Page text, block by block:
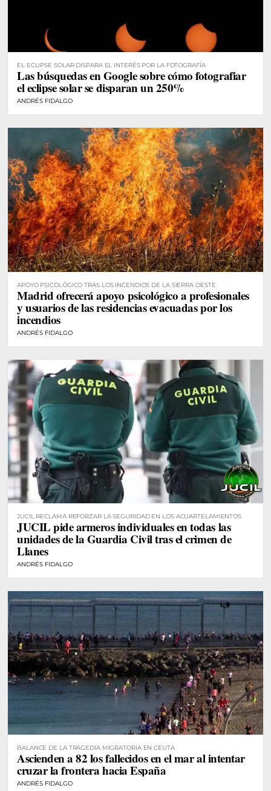
EL ECLIPSE SOLAR DISPARA EL INTERÉS POR LA FOTOGRAFÍA
Las búsquedas en Google sobre cómo fotografiar
el eclipse solar se disparan un 250%
ANDRÉS FIDALGO
APOYO PSICOLÓGICO TRAS LOS INCENDIOS DE LA SIERRA OESTE
Madrid ofrecerá apoyo psicológico a profesionales
y usuarios de las residencias evacuadas por los
incendios
ANDRÉS FIDALGO
JUCIL RECLAMA REFORZAR LA SEGURIDAD EN LOS ACUARTELAMIENTOS
JUCIL pide armeros individuales en todas las
unidades de la Guardia Civil tras el crimen de
Llanes
ANDRÉS FIDALGO
BALANCE DE LA TRAGEDIA MIGRATORIA EN CEUTA
Ascienden a 82 los fallecidos en el mar al intentar
cruzar la frontera hacia España
ANDRÉS FIDALGO